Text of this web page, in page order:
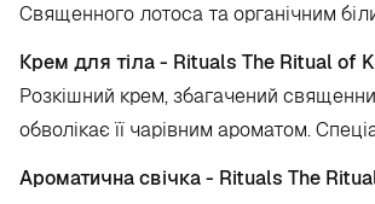
Священного лотоса та органічним
Крем для тіла - Rituals The Ritual of
Розкішний крем, збагачений
обволікає її чарівним ароматом.
Ароматична свічка - Rituals The